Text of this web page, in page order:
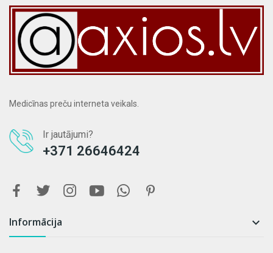
Medicīnas preču interneta veikals.
Ir jautājumi?
+371 26646424
Informācija 